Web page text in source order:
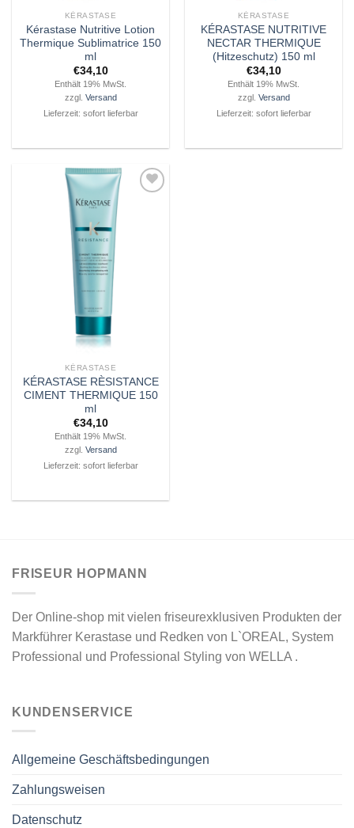
KÉRASTASE
Kérastase Nutritive Lotion
Thermique Sublimatrice 150
ml
€34,10
Enthält 19% MwSt.
zzgl. Versand
Lieferzeit: sofort lieferbar
KÉRASTASE
KÉRASTASE NUTRITIVE
NECTAR THERMIQUE
(Hitzeschutz) 150 ml
€34,10
Enthält 19% MwSt.
zzgl. Versand
Lieferzeit: sofort lieferbar
Wunschliste
KÉRASTASE
KÉRASTASE RÈSISTANCE
CIMENT THERMIQUE 150
ml
€34,10
Enthält 19% MwSt.
zzgl. Versand
Lieferzeit: sofort lieferbar
FRISEUR HOPMANN
Der Online-shop mit vielen friseurexklusiven Produkten der
Markführer Kerastase und Redken von L`OREAL, System
Professional und Professional Styling von WELLA .
KUNDENSERVICE
Allgemeine Geschäftsbedingungen
Zahlungsweisen
Datenschutz